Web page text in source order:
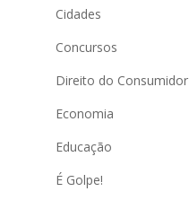
Cidades
Concursos
Direito do Consumidor
Economia
Educação
É Golpe!